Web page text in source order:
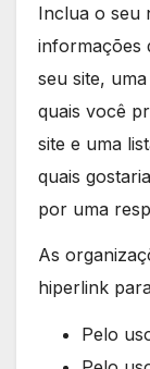
Inclua o seu
informações
seu site,
quais você
site e uma
quais
por uma
As
hiperlink
Pelo